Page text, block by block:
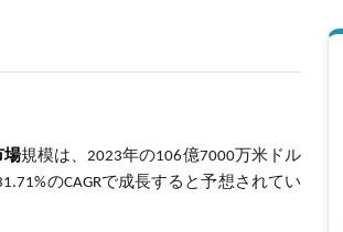
場規模は、2023年の106億7000万米ドル
のCAGRで成長すると予想されてい